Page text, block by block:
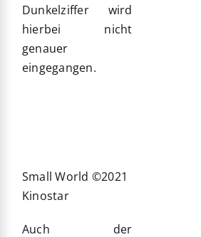
Dunkelziffer wird
hierbei nicht
genauer
eingegangen.
Small World ©2021
Kinostar
Auch der